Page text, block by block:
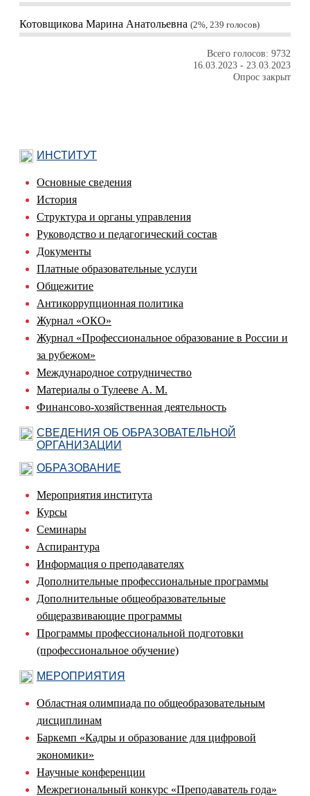
Котовщикова Марина Анатольевна 2%, 239 голосов
Всего голосов: 9732
16.03.2023 - 23.03.2023
Опрос закрыт
ИНСТИТУТ
Основные сведения
История
Структура и органы управления
Руководство и педагогический состав
Документы
Платные образовательные услуги
Общежитие
Антикоррупционная политика
Журнал «ОКО»
Журнал «Профессиональное образование в России и
за рубежом»
Международное сотрудничество
Материалы о Тулееве А. М.
Финансово-хозяйственная деятельность
СВЕДЕНИЯ ОБ ОБРАЗОВАТЕЛЬНОЙ
ОРГАНИЗАЦИИ
ОБРАЗОВАНИЕ
Мероприятия института
Курсы
Семинары
Аспирантура
Информация о преподавателях
Дополнительные профессиональные программы
Дополнительные общеобразовательные
общеразвивающие программы
Программы профессиональной подготовки
(профессиональное обучение)
МЕРОПРИЯТИЯ
Областная олимпиада по общеобразовательным
дисциплинам
Баркемп «Кадры и образование для цифровой
экономики»
Научные конференции
Межрегиональный конкурс «Преподаватель года»